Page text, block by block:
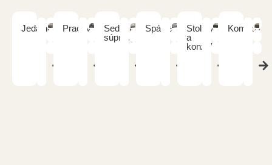
Jedálne Pracovne
Sedacie
súpravy
Spálne
Stolíky
a
konzoly
Komody